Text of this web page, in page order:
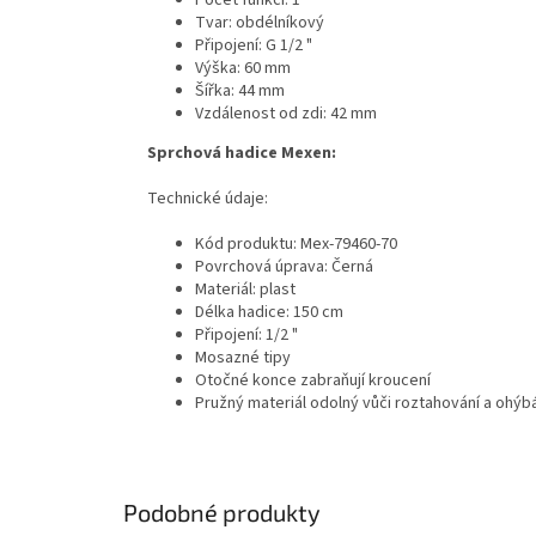
Tvar: obdélníkový
Připojení: G 1/2 "
Výška: 60 mm
Šířka: 44 mm
Vzdálenost od zdi: 42 mm
Sprchová hadice Mexen:
Technické údaje:
Kód produktu: Mex-79460-70
Povrchová úprava: Černá
Materiál: plast
Délka hadice: 150 cm
Připojení: 1/2 "
Mosazné tipy
Otočné konce zabraňují kroucení
Pružný materiál odolný vůči roztahování a
Podobné produkty